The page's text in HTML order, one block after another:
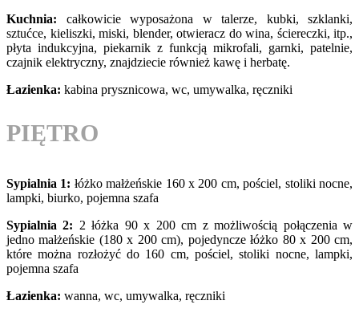
Kuchnia: całkowicie wyposażona w talerze, kubki, szklanki,
sztućce, kieliszki, miski, blender, otwieracz do wina, ściereczki, itp.,
płyta indukcyjna, piekarnik z funkcją mikrofali, garnki, patelnie,
czajnik elektryczny, znajdziecie również kawę i herbatę.
Łazienka: kabina prysznicowa, wc, umywalka, ręczniki
PIĘTRO
Sypialnia 1: łóżko małżeńskie 160 x 200 cm, pościel, stoliki nocne,
lampki, biurko, pojemna szafa
Sypialnia 2: 2 łóżka 90 x 200 cm z możliwością połączenia w
jedno małżeńskie (180 x 200 cm), pojedyncze łóżko 80 x 200 cm,
które można rozłożyć do 160 cm, pościel, stoliki nocne, lampki,
pojemna szafa
Łazienka: wanna, wc, umywalka, ręczniki